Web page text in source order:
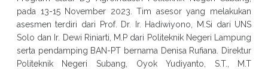
pada 13-15 November 2023. Tim asesor yang melakukan
asesmen terdiri dari Prof. Dr. Ir. Hadiwiyono, M.Si dari UNS
Solo dan Ir. Dewi Riniarti, M.P dari Politeknik Negeri Lampung
serta pendamping BAN-PT bernama Denisa Rufiana. Direktur
Politeknik Negeri Subang, Oyok Yudiyanto, S.T., M.T